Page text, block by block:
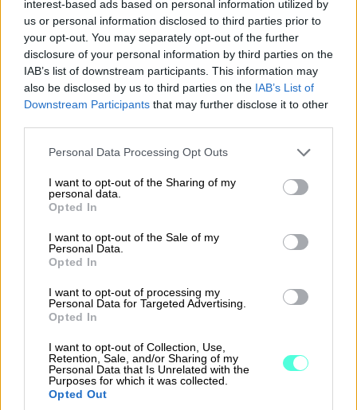
interest-based ads based on personal information utilized by
us or personal information disclosed to third parties prior to
your opt-out. You may separately opt-out of the further
disclosure of your personal information by third parties on the
IAB’s list of downstream participants. This information may
also be disclosed by us to third parties on the IAB’s List of
Downstream Participants that may further disclose it to other
Please note that this website/app uses one or more Google
not limited to your visit or usage behaviour. You may click to
grant or deny consent to Google and its third-party tags to
use your data for below specified purposes in below Google
consent section.
Personal Data Processing Opt Outs
I want to opt-out of the Sharing of my
personal data.
Opted In
I want to opt-out of the Sale of my
Personal Data.
Opted In
I want to opt-out of processing my
Personal Data for Targeted Advertising.
Opted In
I want to opt-out of Collection, Use,
Retention, Sale, and/or Sharing of my
Personal Data that Is Unrelated with the
Purposes for which it was collected.
Opted Out
Lomautusta koskevat
ilmoitusvelvoitteet on tärkeää hoitaa
kirjallisesti ja kattavasti, jottei
lomauttamisen toteuttamistavasta tai
määräaikojen noudattamisesta jää
epäselvyyksiä työnantajan ja
työntekijän...
LUE ARTIKKELI ⟶